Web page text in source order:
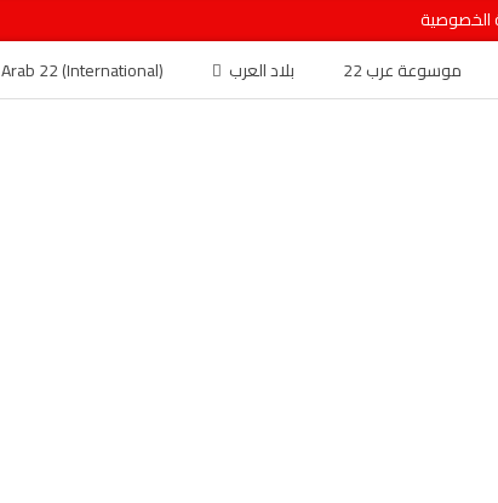
الخصوصية
موسوعة عرب 22 بلاد العرب Arab 22 (International)